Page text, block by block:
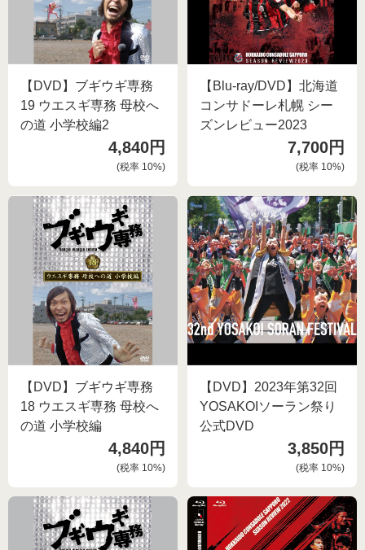
【DVD】ブギウギ専務
19 ウエスギ専務 母校へ
の道 小学校編2
4,840円
(税率 10%)
【Blu-ray/DVD】北海道
コンサドーレ札幌 シー
ズンレビュー2023
7,700円
(税率 10%)
【DVD】ブギウギ専務
18 ウエスギ専務 母校へ
の道 小学校編
4,840円
(税率 10%)
【DVD】2023年第32回
YOSAKOIソーラン祭り
公式DVD
3,850円
(税率 10%)